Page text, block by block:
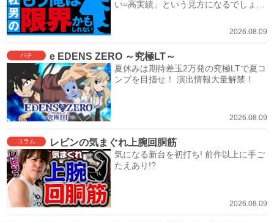
い=高実績」という見方になるでしょ
2026.08.09
パチ e EDENS ZERO ～究極LT～
夏休みは期待差玉2万発の究極LTで夏コ
ンプを目指せ！ 演出情報大量解禁！
2026.08.09
コラム レビンの気まぐれ上腕回胴筋
気になる新台を初打ち! 前作以上に手ご
たえあり!?
2026.08.09